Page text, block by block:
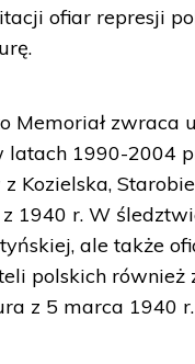
ofiar represji
Memoriał zwraca
latach 1990-2004
Kozielska,
1940 r. W
ale także
polskich również
z 5 marca 1940 r.